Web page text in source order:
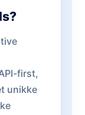
first,
unikke